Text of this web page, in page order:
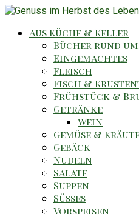
Aus Küche & Keller
Bücher rund
Eingemachtes
Fleisch
Fisch &
Frühstück &
Getränke
Wein
Gemüse &
Gebäck
Nudeln
Salate
Suppen
Süsses
Vorspeisen